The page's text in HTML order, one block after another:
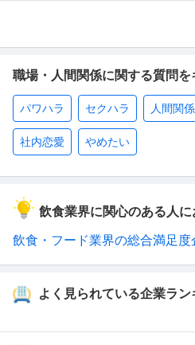
職場・人間関係に関する質問
パワハラ セクハラ 人間関係
社内恋愛 やめたい
飲食業界に関心のある人に
飲食・フード業界の総合満足
よく見られている企業ラン